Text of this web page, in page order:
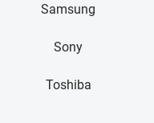
Samsung
Sony
Toshiba